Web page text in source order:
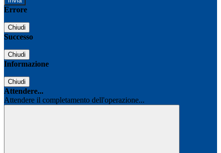
Errore
Chiudi
Successo
Chiudi
Informazione
Chiudi
Attendere...
Attendere il completamento dell'operazione...